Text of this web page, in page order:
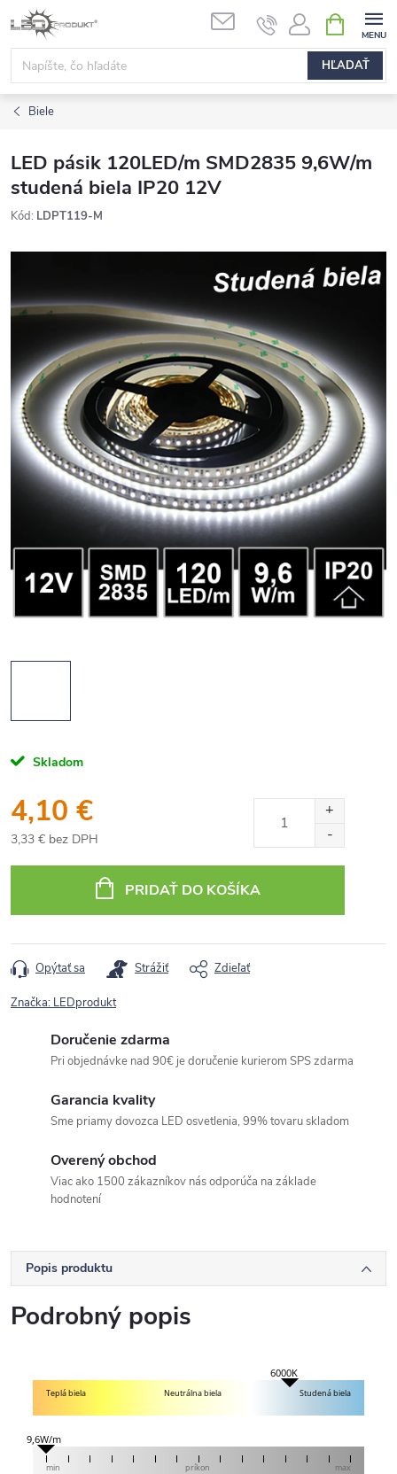
Prejsť
na
obsah
HĽADAŤ
KOŠÍK
Biele
LED pásik 120LED/m SMD2835 9,6W/m
studená biela IP20 12V
Kód: LDPT119-M
Skladom
4,10 €
3,33 € bez DPH
cena:
PRIDAŤ DO KOŠÍKA
Opýtať sa Strážiť Zdieľať
Značka: LEDprodukt
Doručenie zdarma
Pri objednávke nad 90€ je doručenie kurierom SPS zdarma
Garancia kvality
Sme priamy dovozca LED osvetlenia, 99% tovaru skladom
Overený obchod
Viac ako 1500 zákazníkov nás odporúča na základe
hodnotení
Popis produktu
Podrobný popis
6000K
Teplá biela Neutrálna biela Studená biela
9,6W/m
min príkon max